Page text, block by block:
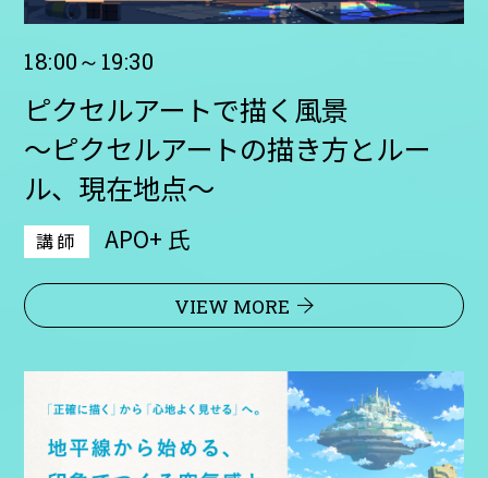
18:00～19:30
ピクセルアートで描く風景
〜ピクセルアートの描き方とルー
ル、現在地点〜
講師 APO+ 氏
VIEW MORE